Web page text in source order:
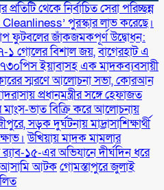
থেকে নির্বাচিত সেরা পরিচ্ছন্ন
Cleanliness’ পুরস্কার লাভ করেছে।
ফুটবলের জাঁকজমকপূর্ণ উদ্বোধন:
১ গোলের বিশাল জয়,বাগেরহাট এ
৭৩০পিস ইয়াবাসহ এক মাদকব্যবসায়ী
স্মরণে আলোচনা সভা, কোরআন
প্রধানমন্ত্রীর সঙ্গে হেফাজত
ভাত বিক্রি করে আলোচনায়
সড়ক দুর্ঘটনায় মাদ্রাসাশিক্ষার্থী
উখিয়ায় মাদক মামলার
র‌্যাব-১৫-এর অভিযানে দীর্ঘদিন ধরে
আসামি আটকগোমস্তাপুরে জুলাই